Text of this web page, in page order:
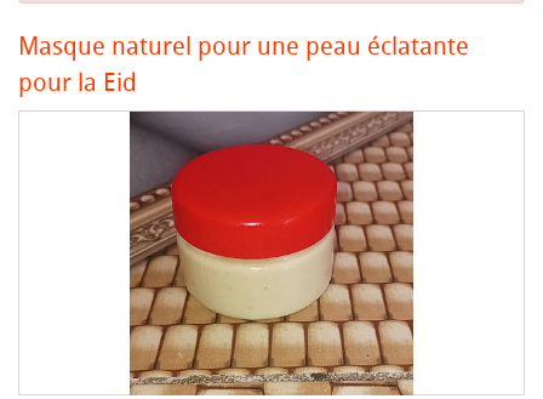
Masque naturel pour une peau éclatante
pour la Eid